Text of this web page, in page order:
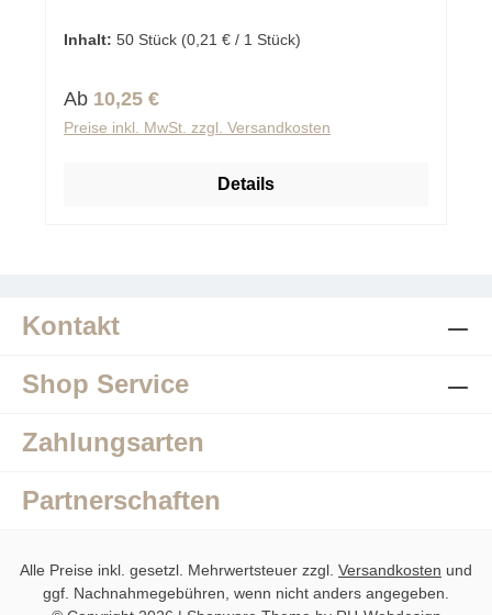
Inhalt: 50 Stück (0,21 € / 1 Stück)
Regulärer Preis:
Ab 10,25 €
Preise inkl. MwSt. zzgl. Versandkosten
Details
Kontakt
Shop Service
Zahlungsarten
Partnerschaften
Alle Preise inkl. gesetzl. Mehrwertsteuer zzgl. Versandkosten und
ggf. Nachnahmegebühren, wenn nicht anders angegeben.